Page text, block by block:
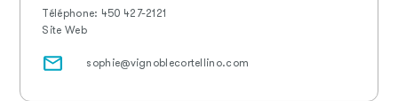
Téléphone: 450 427-2121
Site Web
sophie@vignoblecortellino.com